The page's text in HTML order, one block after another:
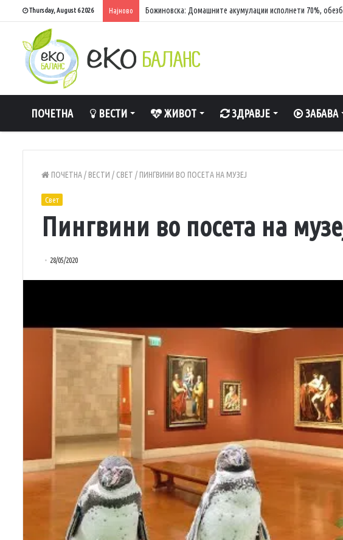
Thursday, August 6 2026 Најново Божиновска: Домашните акумулации исполнети 70%,
ПОЧЕТНА ВЕСТИ ЖИВОТ ЗДРАВЈЕ ЗАБАВА
ПОЧЕТНА/ ВЕСТИ / СВЕТ / ПИНГВИНИ ВО ПОСЕТА НА МУЗЕЈ
Свет
Пингвини во посета на
28/05/2020